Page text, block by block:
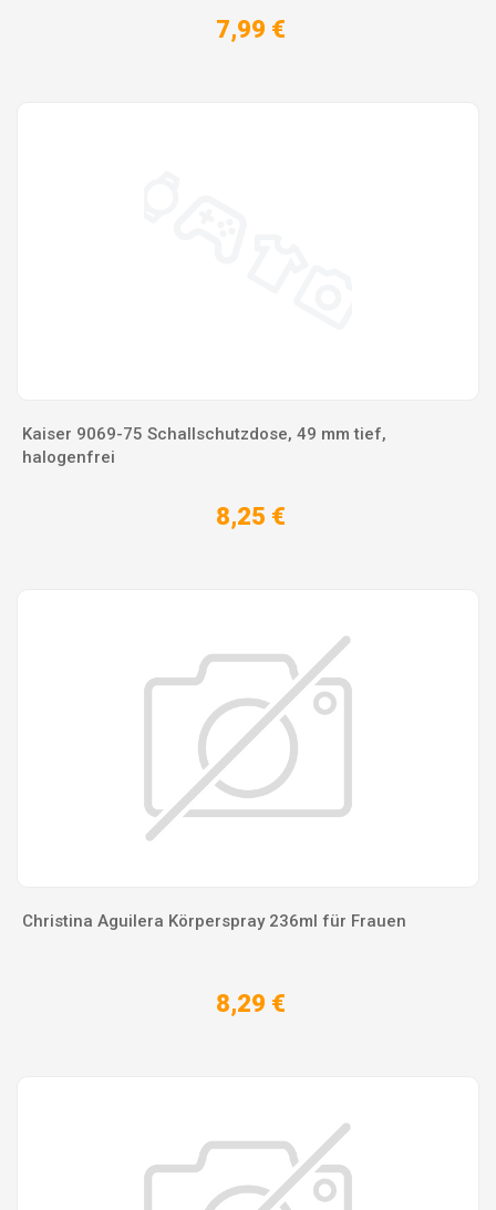
7,99 €
Kaiser 9069-75 Schallschutzdose, 49 mm tief,
halogenfrei
8,25 €
Christina Aguilera Körperspray 236ml für Frauen
8,29 €